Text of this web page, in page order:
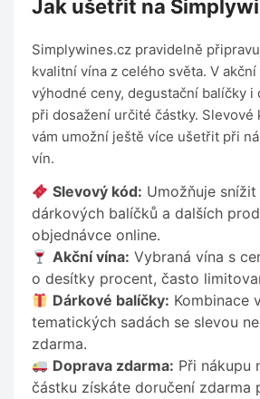
Jak ušetřit na
Simplywines.cz pravidelně
kvalitní vína z celého světa. V
výhodné ceny, degustační balíčky i
při dosažení určité částky. Slevové
vám umožní ještě více ušetřit při
vín.
Slevový kód: Umožňuje snížit
dárkových balíčků a dalších
objednávce online.
Akční vína: Vybraná vína s
o desítky procent, často
Dárkové balíčky: Kombinace
tematických sadách se slevou
zdarma.
Doprava zdarma: Při nákupu
částku získáte doručení zdarma